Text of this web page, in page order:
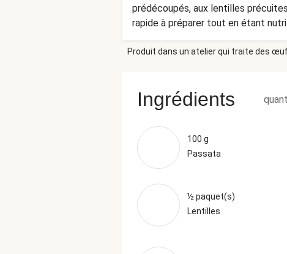
prédécoupés, aux lentilles
rapide à préparer tout en étant
Produit dans un atelier qui traite des
Ingrédients
100 g
Passata
½ paquet(s)
Lentilles